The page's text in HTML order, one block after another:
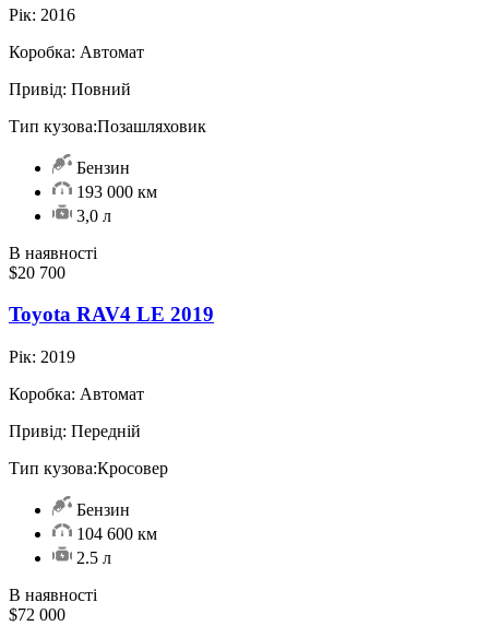
Рік: 2016
Коробка: Автомат
Привід: Повний
Тип кузова:Позашляховик
Бензин
193 000 км
3,0 л
В наявності
$20 700
Toyota RAV4 LE 2019
Рік: 2019
Коробка: Автомат
Привід: Передній
Тип кузова:Кросовер
Бензин
104 600 км
2.5 л
В наявності
$72 000